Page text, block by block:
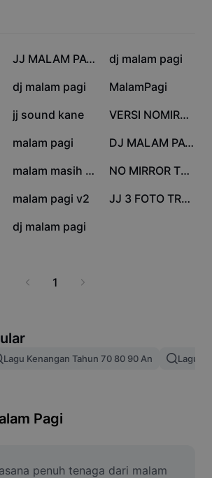
CapCut
2.0 Launch
150.6K JJ MALAM PAGI KANE 92.9K
dj malam pagi
22.2K
dj malam pagi 4.5K
MalamPagi
1.6K
jj sound kane 1.4K VERSI NOMIRROR
552
malam pagi 414 DJ MALAM PAGI
346 malam masih muda 304 NO MIRROR TREND
271
malam pagi v2 212 JJ 3 FOTO TREN
110
dj malam pagi
1
Lagu Kenangan Tahun 70 80 90 An Lagu
Pagi
penuh tenaga dari malam